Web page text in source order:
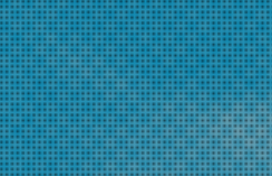
WE
名古